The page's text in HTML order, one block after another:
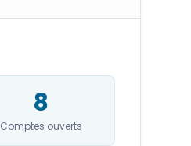
8
Comptes ouverts